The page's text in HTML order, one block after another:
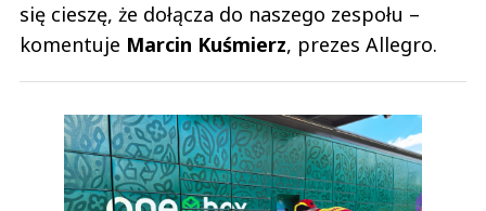
się cieszę, że dołącza do naszego zespołu –
komentuje Marcin Kuśmierz, prezes Allegro.